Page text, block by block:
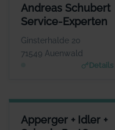
Andreas Schubert
Service-Experten
Ginsterhalde 20
71549 Auenwald
Details
ANDREAS SCHUBERT
Herr
Apperger + Idler +
APPERGER + IDLER +